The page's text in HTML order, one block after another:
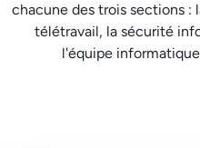
chacune des trois sections :
télétravail, la sécurité
l'équipe